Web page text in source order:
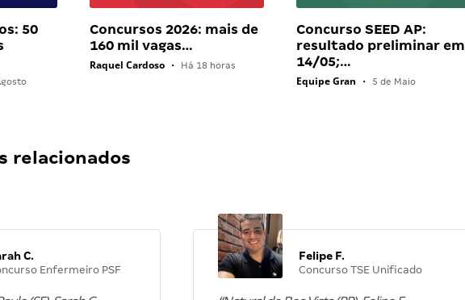
50
Concursos 2026: mais de
160 mil vagas…
Raquel Cardoso • Há 18 horas
Concurso SEED AP:
resultado preliminar em
14/05;…
Equipe Gran • 5 de Maio
relacionados
C.
Enfermeiro PSF
Felipe F.
Concurso TSE Unificado